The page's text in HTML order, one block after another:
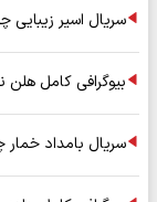
سریال اسیر
بیوگرافی کامل هلن
سریال بامداد